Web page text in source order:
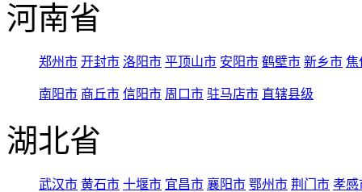
河南省
郑州市 开封市 洛阳市 平顶山市 安阳市 鹤壁市 新乡市 焦
南阳市 商丘市 信阳市 周口市 驻马店市 直辖县级
湖北省
武汉市 黄石市 十堰市 宜昌市 襄阳市 鄂州市 荆门市 孝感